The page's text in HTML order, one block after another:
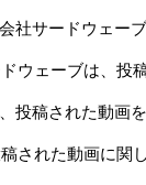
社サードウェー
ウェーブは、投
投稿された動画
された動画に関